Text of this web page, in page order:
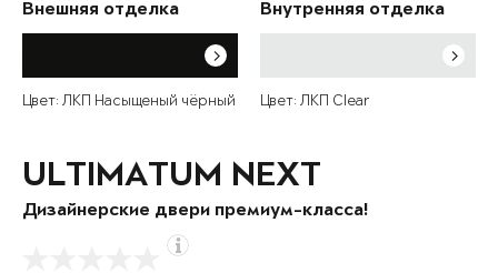
Внешняя отделка
Цвет: ЛКП Насыщеный чёрный
Внутренняя отделка
Цвет: ЛКП Clear
ULTIMATUM NEXT
Дизайнерские двери премиум-класса!